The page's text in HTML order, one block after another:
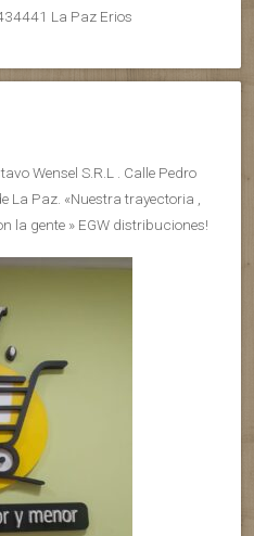
La Paz Erios
Wensel S.R.L . Calle Pedro
La Paz. «Nuestra trayectoria ,
la gente » EGW distribuciones!